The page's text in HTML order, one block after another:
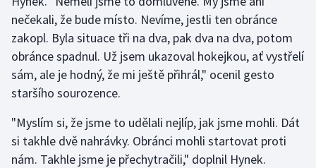
Stolní tenis
Triatlon
Veslování
Volejbal
nečekali, že bude místo. Nevíme, jestli ten obránce
zakopl. Byla situace tři na dva, pak dva na dva, potom
obránce spadnul. Už jsem ukazoval hokejkou, ať vystřelí
sám, ale je hodný, že mi ještě přihrál," ocenil gesto
staršího sourozence.
"Myslím si, že jsme to udělali nejlíp, jak jsme mohli. Dát
si takhle dvě nahrávky. Obránci mohli startovat proti
nám. Takhle jsme je přechytračili," doplnil Hynek.